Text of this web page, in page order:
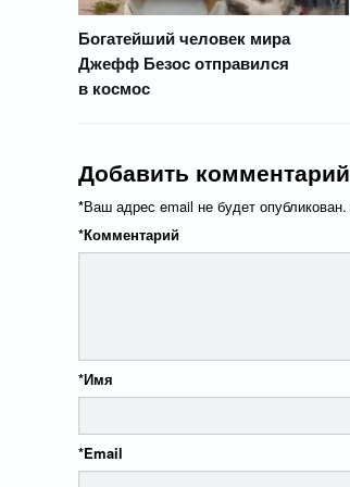
Богатейший человек мира
Джефф Безос отправился
в космос
Добавить комментарий
Ваш адрес email не будет опубликован.
*
Комментарий
*
Имя
*
Email
*